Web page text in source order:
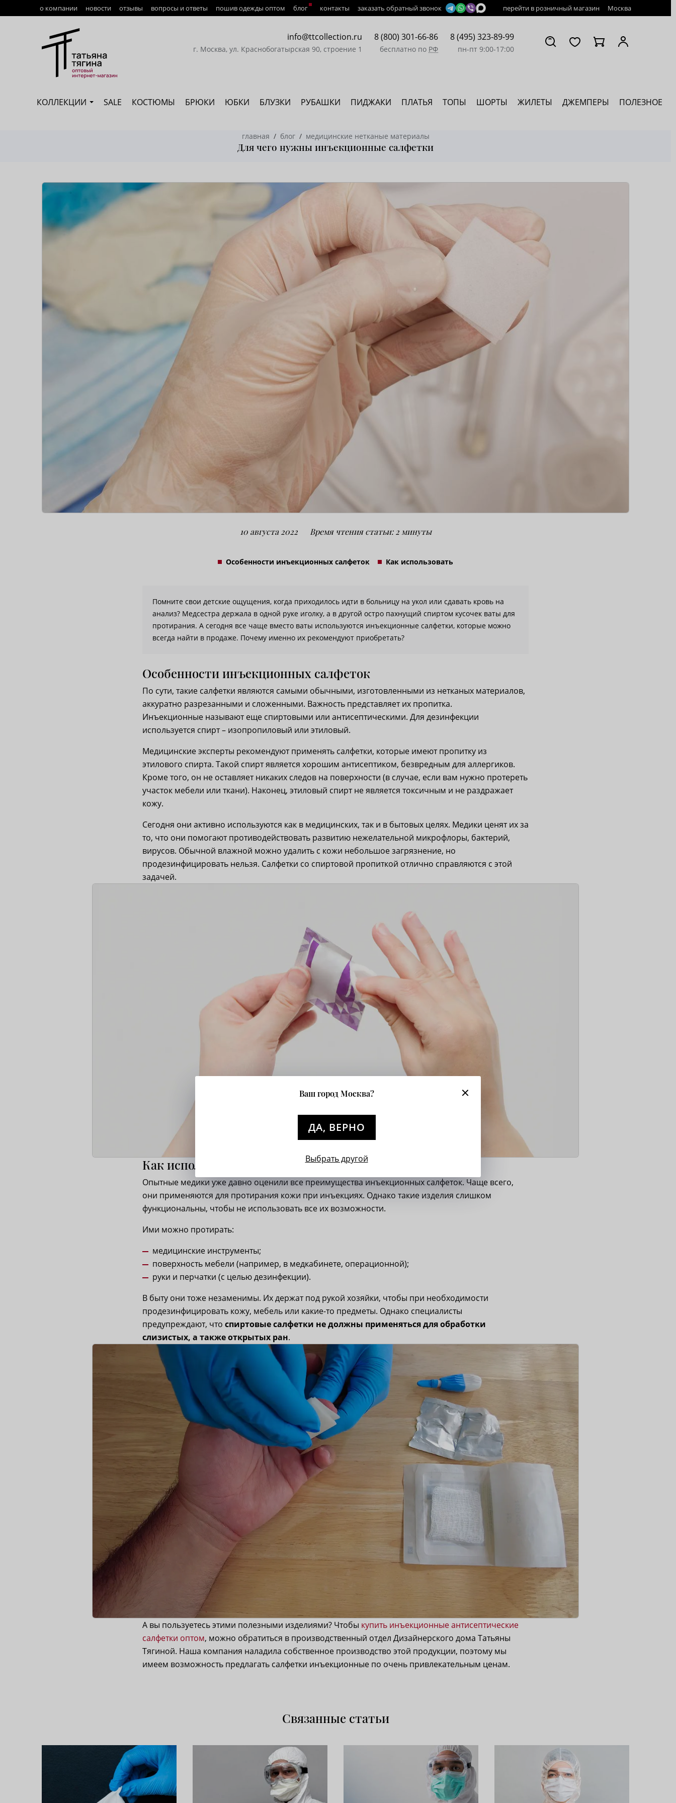
о компании
Доставка
Возврат
новости отзывы вопросы и ответы пошив одежды оптом блог контакты заказать обратный звонок перейти в розничный магазин Москва
info@ttcollection.ru
г. Москва, ул. Краснобогатырская 90, строение 1
8 (800) 301-66-86
бесплатно по РФ
8 (495) 323-89-99
пн-пт 9:00-17:00
КОЛЛЕКЦИИ SALE КОСТЮМЫ БРЮКИ ЮБКИ БЛУЗКИ РУБАШКИ ПИДЖАКИ ПЛАТЬЯ ТОПЫ ШОРТЫ ЖИЛЕТЫ ДЖЕМПЕРЫ ПОЛЕЗНОЕ
главная блог медицинские нетканые материалы
Для чего нужны инъекционные салфетки
10 августа 2022 Время чтения статьи: 2 минуты
Особенности инъекционных салфеток Как использовать
Помните свои детские ощущения, когда приходилось идти в больницу на укол или сдавать кровь на
анализ? Медсестра держала в одной руке иголку, а в другой остро пахнущий спиртом кусочек ваты для
протирания. А сегодня все чаще вместо ваты используются инъекционные салфетки, которые можно
всегда найти в продаже. Почему именно их рекомендуют приобретать?
Особенности инъекционных салфеток
По сути, такие салфетки являются самыми обычными, изготовленными из нетканых материалов,
аккуратно разрезанными и сложенными. Важность представляет их пропитка.
Инъекционные называют еще спиртовыми или антисептическими. Для дезинфекции
используется спирт – изопропиловый или этиловый.
Медицинские эксперты рекомендуют применять салфетки, которые имеют пропитку из
этилового спирта. Такой спирт является хорошим антисептиком, безвредным для аллергиков.
Кроме того, он не оставляет никаких следов на поверхности (в случае, если вам нужно протереть
участок мебели или ткани). Наконец, этиловый спирт не является токсичным и не раздражает
кожу.
Сегодня они активно используются как в медицинских, так и в бытовых целях. Медики ценят их за
то, что они помогают противодействовать развитию нежелательной микрофлоры, бактерий,
вирусов. Обычной влажной можно удалить с кожи небольшое загрязнение, но
продезинфицировать нельзя. Салфетки со спиртовой пропиткой отлично справляются с этой
задачей.
Как использовать
Опытные медики уже давно оценили все преимущества инъекционных салфеток. Чаще всего,
они применяются для протирания кожи при инъекциях. Однако такие изделия слишком
функциональны, чтобы не использовать все их возможности.
Ими можно протирать:
медицинские инструменты;
поверхность мебели (например, в медкабинете, операционной);
руки и перчатки (с целью дезинфекции).
В быту они тоже незаменимы. Их держат под рукой хозяйки, чтобы при необходимости
продезинфицировать кожу, мебель или какие-то предметы. Однако специалисты
предупреждают, что спиртовые салфетки не должны применяться для обработки
слизистых, а также открытых ран.
А вы пользуетесь этими полезными изделиями? Чтобы купить инъекционные антисептические
салфетки оптом, можно обратиться в производственный отдел Дизайнерского дома Татьяны
Тягиной. Наша компания наладила собственное производство этой продукции, поэтому мы
имеем возможность предлагать салфетки инъекционные по очень привлекательным ценам.
Связанные статьи
Ваш город Москва?
ДА, ВЕРНО
Выбрать другой